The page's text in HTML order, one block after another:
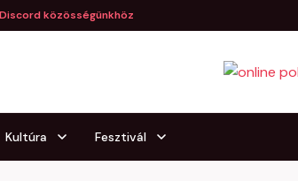
közösségünkhöz
Kultúra Fesztivál